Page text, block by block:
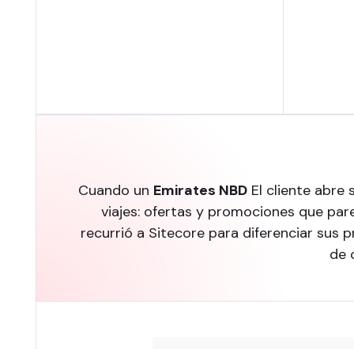
Cuando un Emirates NBD El cliente abre
viajes: ofertas y promociones que
recurrió a Sitecore para diferenciar sus
de